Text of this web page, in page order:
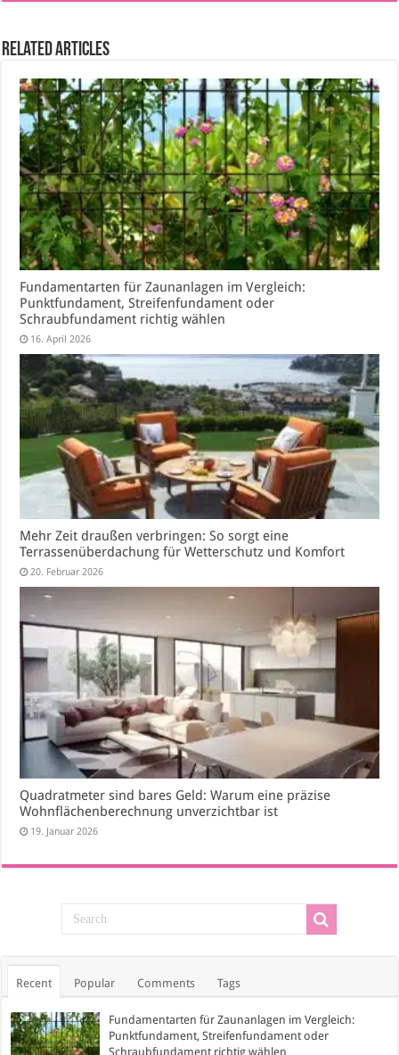
Related Articles
Fundamentarten für Zaunanlagen im Vergleich:
Punktfundament, Streifenfundament oder
Schraubfundament richtig wählen
16. April 2026
Mehr Zeit draußen verbringen: So sorgt eine
Terrassenüberdachung für Wetterschutz und Komfort
20. Februar 2026
Quadratmeter sind bares Geld: Warum eine präzise
Wohnflächenberechnung unverzichtbar ist
19. Januar 2026
Recent Popular Comments Tags
Fundamentarten für Zaunanlagen im Vergleich:
Punktfundament, Streifenfundament oder
Schraubfundament richtig wählen